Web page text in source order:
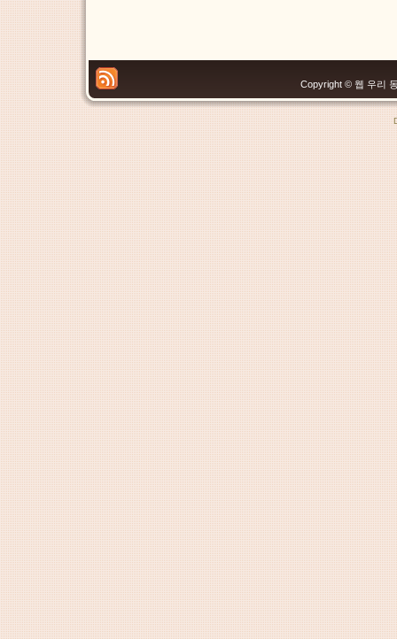
Copyright © 웹 우리